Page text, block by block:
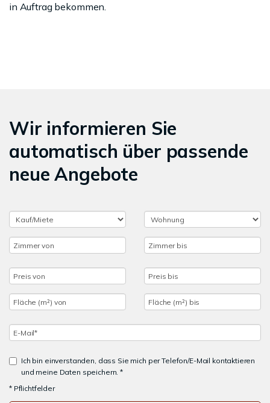
in Auftrag bekommen.
Wir informieren Sie
automatisch über passende
neue Angebote
Ich bin einverstanden, dass Sie mich per Telefon/E-Mail kontaktieren
und meine Daten speichern. *
* Pflichtfelder